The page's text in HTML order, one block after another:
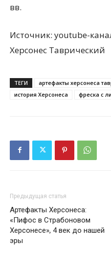
вв.
Источник: youtube-
Херсонес Таврический
ТЕГИ
артефакты херсонеса
история Херсонеса
фреска с
Предыдущая статья
Артефакты Херсонеса:
«Пифос в Страбоновом
Херсонесе», 4 век до нашей
эры